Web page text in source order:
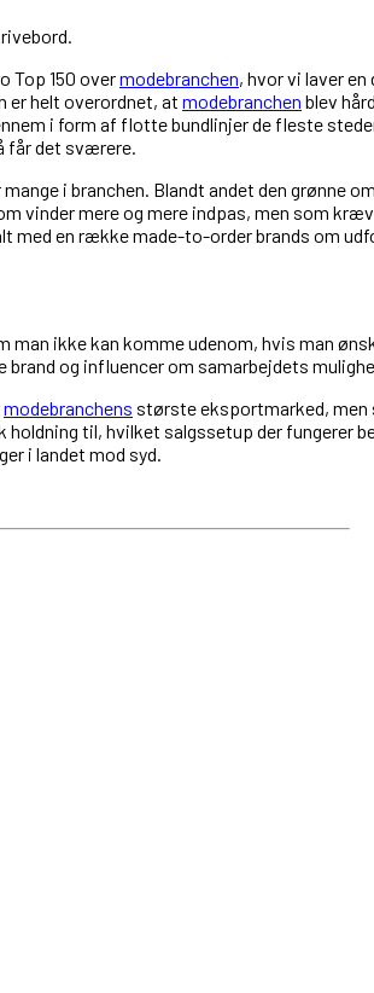
Top 150 overmodebranchen, hvor vi laver en
er helt overordnet, at modebranchen blev
i form af flotte bund­linjer de fleste
får det sværere.
i branchen. Blandt andet den grønne
vinder mere og mere indpas, men som
med en række made-to-order brands om
ikke kan komme udenom, hvis man
og influencer om samarbejdets
modebranchens største eksportmarked, men
til, hvilket salgs­setup der fungerer
i landet mod syd.